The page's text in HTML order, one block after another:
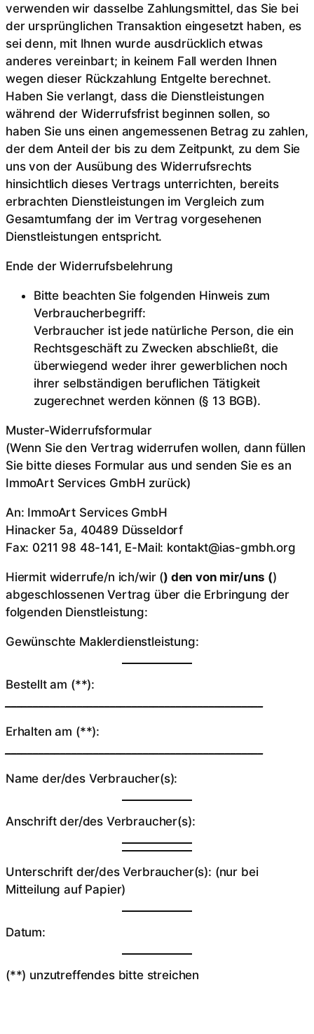
verwenden wir dasselbe Zahlungsmittel, das Sie bei
der ursprünglichen Transaktion eingesetzt haben, es
sei denn, mit Ihnen wurde ausdrücklich etwas
anderes vereinbart; in keinem Fall werden Ihnen
wegen dieser Rückzahlung Entgelte berechnet.
Haben Sie verlangt, dass die Dienstleistungen
während der Widerrufsfrist beginnen sollen, so
haben Sie uns einen angemessenen Betrag zu zahlen,
der dem Anteil der bis zu dem Zeitpunkt, zu dem Sie
uns von der Ausübung des Widerrufsrechts
hinsichtlich dieses Vertrags unterrichten, bereits
erbrachten Dienstleistungen im Vergleich zum
Gesamtumfang der im Vertrag vorgesehenen
Dienstleistungen entspricht.
Ende der Widerrufsbelehrung
Bitte beachten Sie folgenden Hinweis zum
Verbraucherbegriff:
Verbraucher ist jede natürliche Person, die ein
Rechtsgeschäft zu Zwecken abschließt, die
überwiegend weder ihrer gewerblichen noch
ihrer selbständigen beruflichen Tätigkeit
zugerechnet werden können (§ 13 BGB).
Muster-Widerrufsformular
(Wenn Sie den Vertrag widerrufen wollen, dann füllen
Sie bitte dieses Formular aus und senden Sie es an
ImmoArt Services GmbH zurück)
An: ImmoArt Services GmbH
Hinacker 5a, 40489 Düsseldorf
Fax: 0211 98 48-141, E-Mail: kontakt@ias-gmbh.org
Hiermit widerrufe/n ich/wir () den von mir/uns ()
abgeschlossenen Vertrag über die Erbringung der
folgenden Dienstleistung:
Gewünschte Maklerdienstleistung:
Bestellt am (**):
Erhalten am (**):
Name der/des Verbraucher(s):
Anschrift der/des Verbraucher(s):
Unterschrift der/des Verbraucher(s): (nur bei
Mitteilung auf Papier)
Datum:
(**) unzutreffendes bitte streichen